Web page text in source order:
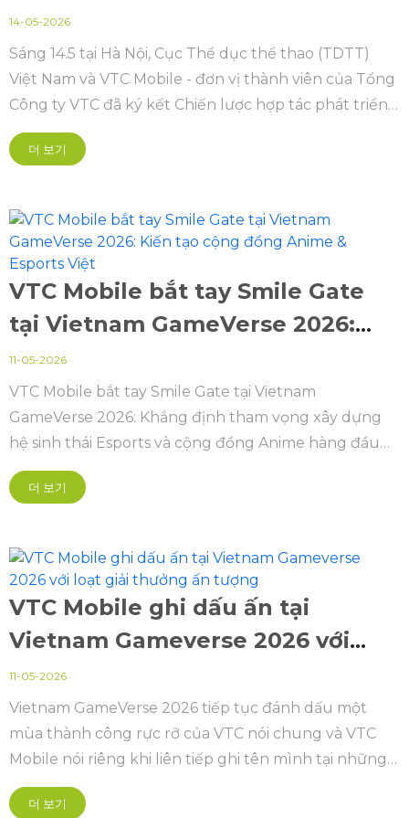
VTC và Cục Thể dục thể thao
thúc đẩy Esports Việt Nam Quốc
gia
14-05-2026
Sáng 14.5 tại Hà Nội, Cục Thể dục thể thao (TDTT)
Việt Nam và VTC Mobile - đơn vị thành viên của Tổng
Công ty VTC đã ký kết Chiến lược hợp tác phát triển
thể thao điện tử (Esports) quốc gia giai đoạn 2026 -
2030, mở ra kỳ vọng về một hướng đi bài bản,
trong nước.
더 보기
VTC Mobile bắt tay Smile Gate
tại Vietnam GameVerse 2026:
Kiến tạo cộng đồng Anime &
Esports Việt
11-05-2026
VTC Mobile bắt tay Smile Gate tại Vietnam
GameVerse 2026: Khẳng định tham vọng xây dựng
hệ sinh thái Esports và cộng đồng Anime hàng đầu
Việt Nam.
더 보기
VTC Mobile ghi dấu ấn tại
Vietnam Gameverse 2026 với
loạt giải thưởng ấn tượng
11-05-2026
Vietnam GameVerse 2026 tiếp tục đánh dấu một
mùa thành công rực rỡ của VTC nói chung và VTC
Mobile nói riêng khi liên tiếp ghi tên mình tại những
hạng mục quan trọng nhất của Vietnam Game
Awards năm nay.
더 보기